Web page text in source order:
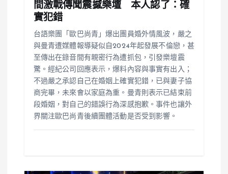
間激戰傳聞震撼樂壇 本人認了：確
實犯錯
台語樂團「歐巴尚青」爆出團員婚外情風波，嚴之
與曼青遭媒體報導疑似自2024年起發展不倫戀，甚
至傳出在錄音間有親密行為遭抓包，引發樂壇震
驚。經紀公司回應表示，爆料內容與事實有出入；
不過嚴之承認自己在婚姻上確實犯錯，已與妻子協
商完畢，未來會以家庭為重。曼青則表示已結束前
段婚姻，對自己的錯誤行為深感抱歉。事件也讓外
界關注歐巴尚青後續團體活動是否受到影響。